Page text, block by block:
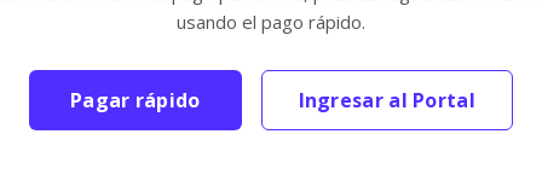
usando el pago rápido.
Pagar rápido Ingresar al Portal